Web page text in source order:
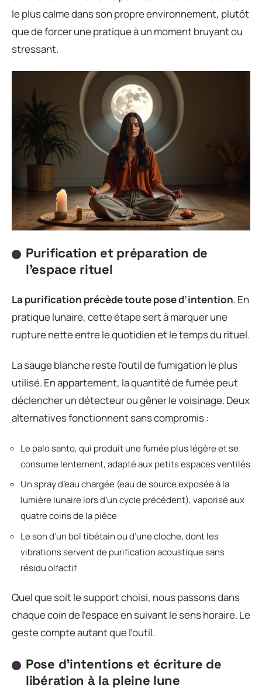
le plus calme dans son propre environnement, plutôt
que de forcer une pratique à un moment bruyant ou
stressant.
Purification et préparation de
l’espace rituel
La purification précède toute pose d’intention. En
pratique lunaire, cette étape sert à marquer une
rupture nette entre le quotidien et le temps du rituel.
La sauge blanche reste l’outil de fumigation le plus
utilisé. En appartement, la quantité de fumée peut
déclencher un détecteur ou gêner le voisinage. Deux
alternatives fonctionnent sans compromis :
Le palo santo, qui produit une fumée plus légère et se
consume lentement, adapté aux petits espaces ventilés
Un spray d’eau chargée (eau de source exposée à la
lumière lunaire lors d’un cycle précédent), vaporisé aux
quatre coins de la pièce
Le son d’un bol tibétain ou d’une cloche, dont les
vibrations servent de purification acoustique sans
résidu olfactif
Quel que soit le support choisi, nous passons dans
chaque coin de l’espace en suivant le sens horaire. Le
geste compte autant que l’outil.
Pose d’intentions et écriture de
libération à la pleine lune